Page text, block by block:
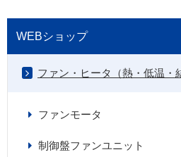
WEBショップ
ファン・ヒータ（熱・低温・
ファンモータ
制御盤ファンユニット